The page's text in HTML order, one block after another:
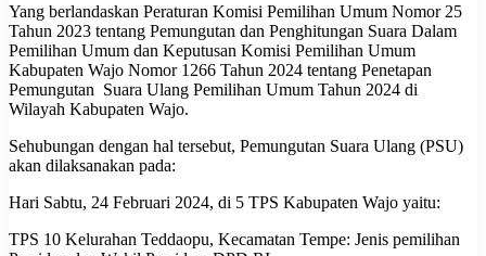
Yang berlandaskan Peraturan Komisi Pemilihan Umum Nomor 25
Tahun 2023 tentang Pemungutan dan Penghitungan Suara Dalam
Pemilihan Umum dan Keputusan Komisi Pemilihan Umum
Kabupaten Wajo Nomor 1266 Tahun 2024 tentang Penetapan
Pemungutan Suara Ulang Pemilihan Umum Tahun 2024 di
Wilayah Kabupaten Wajo.
Sehubungan dengan hal tersebut, Pemungutan Suara Ulang (PSU)
akan dilaksanakan pada:
Hari Sabtu, 24 Februari 2024, di 5 TPS Kabupaten Wajo yaitu:
TPS 10 Kelurahan Teddaopu, Kecamatan Tempe: Jenis pemilihan